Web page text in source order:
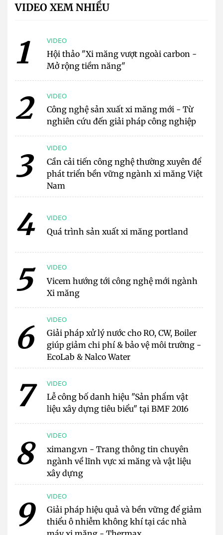
VIDEO XEM NHIỀU
1 VIDEO
Hội thảo "Xi măng vượt ngoài carbon -
Mở rộng tiềm năng"
2 VIDEO
Công nghệ sản xuất xi măng mới - Từ
nghiên cứu đến giải pháp công nghiệp
3 VIDEO
Cần cải tiến công nghệ thường xuyên để
phát triển bền vững ngành xi măng Việt
Nam
4 VIDEO
Quá trình sản xuất xi măng portland
5 VIDEO
Vicem hướng tới công nghệ mới ngành
Xi măng
6 VIDEO
Giải pháp xử lý nước cho RO, CW, Boiler
giúp giảm chi phí & bảo vệ môi trường -
EcoLab & Nalco Water
7 VIDEO
Lễ công bố danh hiệu "Sản phẩm vật
liệu xây dựng tiêu biểu" tại BMF 2016
8 VIDEO
ximang.vn - Trang thông tin chuyên
ngành về lĩnh vực xi măng và vật liệu
xây dựng
9 VIDEO
Giải pháp hiệu quả và bền vững để giảm
thiểu ô nhiễm không khí tại các nhà